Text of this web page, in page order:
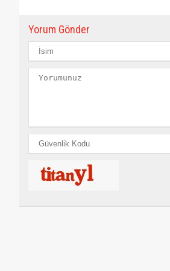
Yorum Gönder